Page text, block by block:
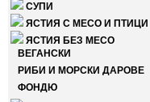
СУПИ
ЯСТИЯ С МЕСО И ПТИЦИ
ЯСТИЯ БЕЗ МЕСО
ВЕГАНСКИ
РИБИ И МОРСКИ ДАРОВЕ
ФОНДЮ